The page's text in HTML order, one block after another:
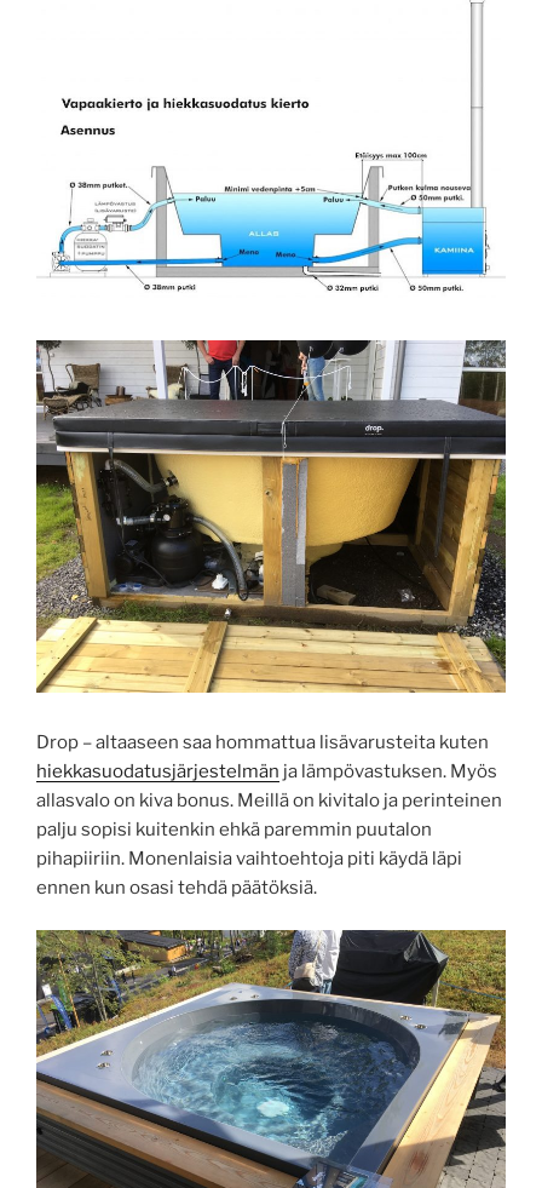
Drop – altaaseen saa hommattua lisävarusteita kuten
hiekkasuodatusjärjestelmän ja lämpövastuksen. Myös
allasvalo on kiva bonus. Meillä on kivitalo ja perinteinen
palju sopisi kuitenkin ehkä paremmin puutalon
pihapiiriin. Monenlaisia vaihtoehtoja piti käydä läpi
ennen kun osasi tehdä päätöksiä.